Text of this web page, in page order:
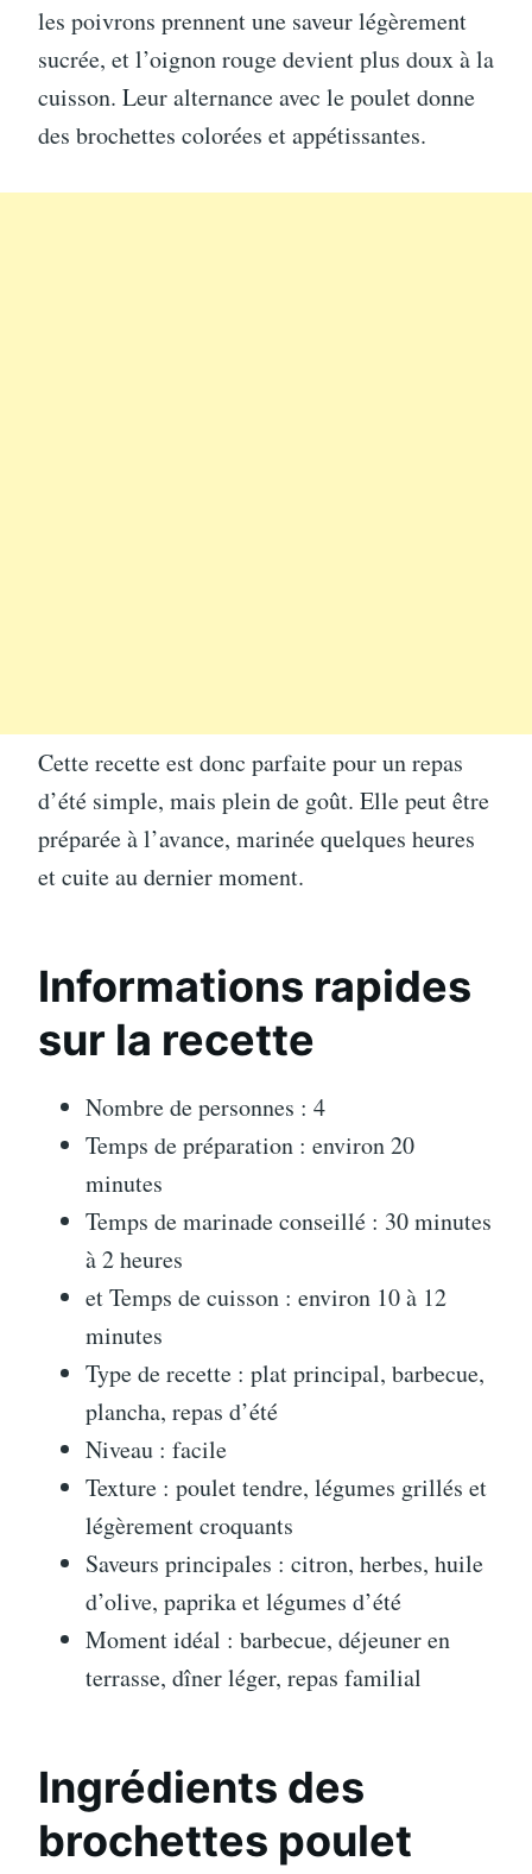
les poivrons prennent une saveur légèrement
sucrée, et l’oignon rouge devient plus doux à la
cuisson. Leur alternance avec le poulet donne
des brochettes colorées et appétissantes.
Cette recette est donc parfaite pour un repas
d’été simple, mais plein de goût. Elle peut être
préparée à l’avance, marinée quelques heures
et cuite au dernier moment.
Informations rapides
sur la recette
Nombre de personnes : 4
Temps de préparation : environ 20
minutes
Temps de marinade conseillé : 30 minutes
à 2 heures
et Temps de cuisson : environ 10 à 12
minutes
Type de recette : plat principal, barbecue,
plancha, repas d’été
Niveau : facile
Texture : poulet tendre, légumes grillés et
légèrement croquants
Saveurs principales : citron, herbes, huile
d’olive, paprika et légumes d’été
Moment idéal : barbecue, déjeuner en
terrasse, dîner léger, repas familial
Ingrédients des
brochettes poulet